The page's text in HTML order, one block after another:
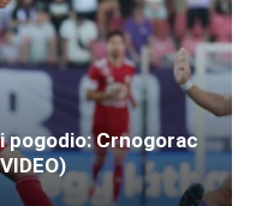
pogodio: Crnogorac